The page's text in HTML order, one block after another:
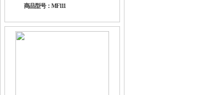
商品型号：MF111